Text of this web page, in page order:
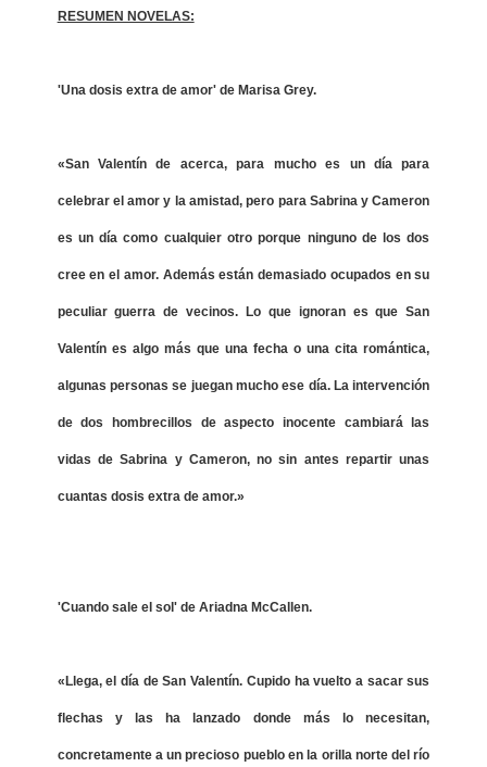
RESUMEN NOVELAS:
'Una dosis extra de amor' de Marisa Grey.
«San Valentín de acerca, para mucho es un día para
celebrar el amor y la amistad, pero para Sabrina y Cameron
es un día como cualquier otro porque ninguno de los dos
cree en el amor. Además están demasiado ocupados en su
peculiar guerra de vecinos. Lo que ignoran es que San
Valentín es algo más que una fecha o una cita romántica,
algunas personas se juegan mucho ese día. La intervención
de dos hombrecillos de aspecto inocente cambiará las
vidas de Sabrina y Cameron, no sin antes repartir unas
cuantas dosis extra de amor.»
'Cuando sale el sol' de Ariadna McCallen.
«Llega, el día de San Valentín. Cupido ha vuelto a sacar sus
flechas y las ha lanzado donde más lo necesitan,
concretamente a un precioso pueblo en la orilla norte del río